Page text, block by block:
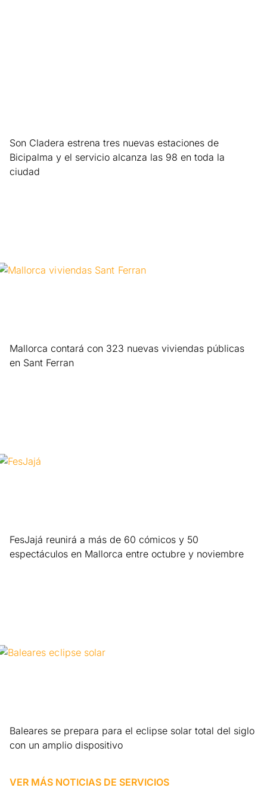
Son Cladera estrena tres nuevas estaciones de
Bicipalma y el servicio alcanza las 98 en toda la
ciudad
Mallorca contará con 323 nuevas viviendas públicas
en Sant Ferran
FesJajá reunirá a más de 60 cómicos y 50
espectáculos en Mallorca entre octubre y noviembre
Baleares se prepara para el eclipse solar total del siglo
con un amplio dispositivo
VER MÁS NOTICIAS DE SERVICIOS